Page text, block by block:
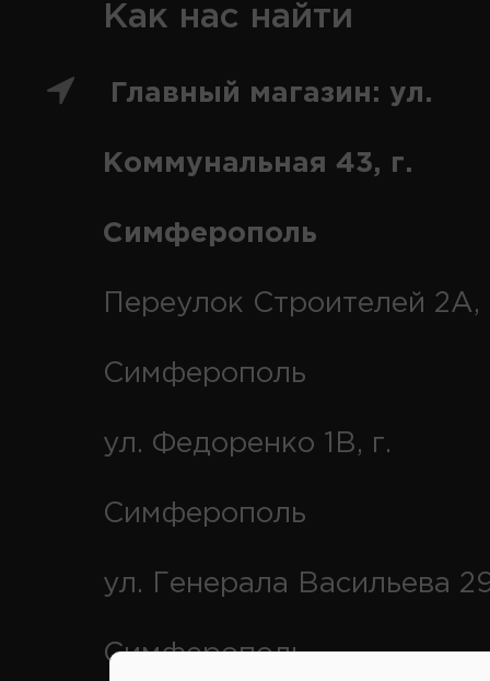
Как нас найти
Главный магазин: ул.
Коммунальная 43, г.
Симферополь
Переулок Строителей 2А,
Симферополь
ул. Федоренко 1В, г.
Симферополь
ул. Генерала Васильева
Симферополь